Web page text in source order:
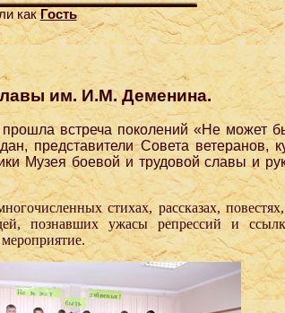
какГость
им. И.М. Деменина.
встреча поколений «Не может
представители Совета ветеранов,
Музея боевой и трудовой славы и
стихах, рассказах,
познавших ужасы репрессий и